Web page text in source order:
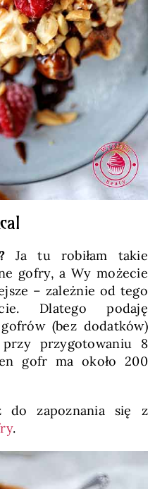
Ja tu robiłam takie
gofry, a Wy możecie
– zależnie od tego
Dlatego podaję
(bez dodatków)
przygotowaniu 8
gofr ma około 200
do zapoznania się z
.